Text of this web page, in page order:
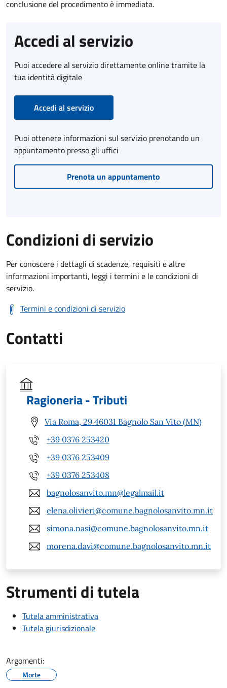
conclusione del procedimento è immediata.
Accedi al servizio
Puoi accedere al servizio direttamente online tramite la
tua identità digitale
Accedi al servizio
Puoi ottenere informazioni sul servizio prenotando un
appuntamento presso gli uffici
Prenota un appuntamento
Condizioni di servizio
Per conoscere i dettagli di scadenze, requisiti e altre
informazioni importanti, leggi i termini e le condizioni di
servizio.
Termini e condizioni di servizio
Contatti
Ragioneria - Tributi
Via Roma, 29 46031 Bagnolo San Vito (MN)
+39 0376 253420
+39 0376 253409
+39 0376 253408
bagnolosanvito.mn@legalmail.it
elena.olivieri@comune.bagnolosanvito.mn.it
simona.nasi@comune.bagnolosanvito.mn.it
morena.davi@comune.bagnolosanvito.mn.it
Strumenti di tutela
Tutela amministrativa
Tutela giurisdizionale
Argomenti:
Morte